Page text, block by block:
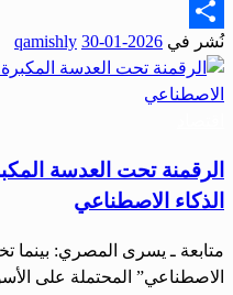
Email
Share
نُشر في 2026-01-30
qamishly
الرقمنة تحت العدسة
الذكاء الاصطناعي
متابعة ـ يسرى المصري: بينما
الاصطناعي” المحتملة على